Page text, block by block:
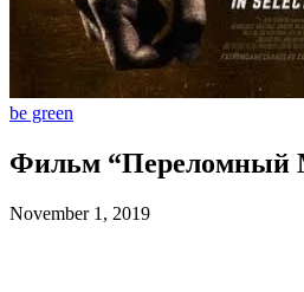
be green
Фильм “Переломный
November 1, 2019